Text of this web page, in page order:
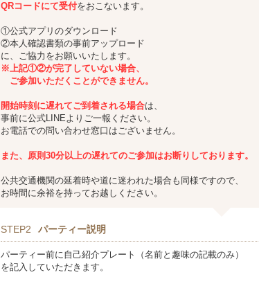
QRコードにて受付をおこないます。
①公式アプリのダウンロード
②本人確認書類の事前アップロード
に、ご協力をお願いいたします。
※上記①②が完了していない場合、
ご参加いただくことができません。
開始時刻に遅れてご到着される場合は、
事前に公式LINEよりご一報ください。
お電話での問い合わせ窓口はございません。
また、 原則30分以上の遅れてのご参加はお断りしております。
公共交通機関の延着時や道に迷われた場合も同様ですので、
お時間に余裕を持ってお越しください。
STEP2 パーティー説明
パーティー前に自己紹介プレート（名前と趣味の記載のみ）
を記入していただきます。